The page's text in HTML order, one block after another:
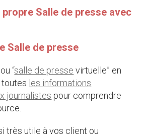
Salle de presse avec
Salle de presse
“salle de presse virtuelle” en
les informations
journalistes pour comprendre
très utile à vos client ou